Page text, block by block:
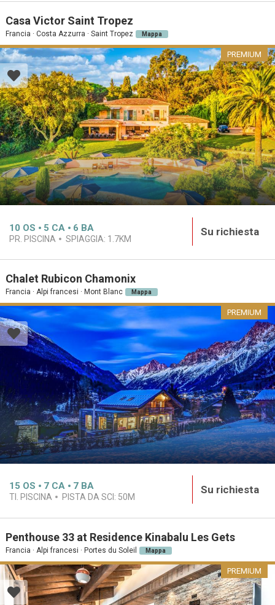
Casa Victor Saint Tropez
Francia · Costa Azzurra · Saint Tropez Mappa
PREMIUM
10 OS 5 CA 6 BA
PR. PISCINA SPIAGGIA: 1.7KM
Su richiesta
Chalet Rubicon Chamonix
Francia · Alpi francesi · Mont Blanc Mappa
PREMIUM
15 OS 7 CA 7 BA
TI. PISCINA PISTA DA SCI: 50M
Su richiesta
Penthouse 33 at Residence Kinabalu Les Gets
Francia · Alpi francesi · Portes du Soleil Mappa
PREMIUM